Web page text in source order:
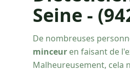
Seine -
De nombreuses
minceur en faisant de
Malheureusement, cela